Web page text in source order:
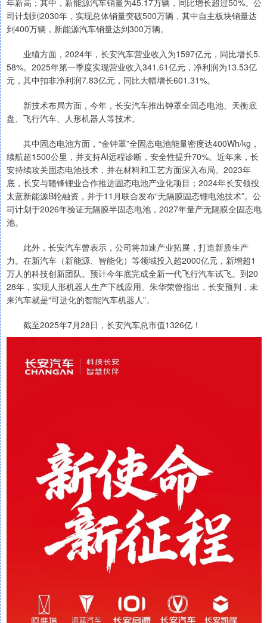
年新高；其中，新能源汽车销量为45.17万辆，同比增长超过50%。公
司计划到2030年，实现总体销量突破500万辆，其中自主板块销量达
到400万辆，新能源汽车销量达到300万辆。
业绩方面，2024年，长安汽车营业收入为1597亿元，同比增长5.
58%。2025年第一季度实现营业收入341.61亿元，净利润为13.53亿
元，其中扣非净利润7.83亿元，同比大幅增长601.31%。
新技术布局方面，今年，长安汽车推出钟罩全固态电池、天衡底
盘、飞行汽车、人形机器人等技术。
其中固态电池方面，“金钟罩”全固态电池能量密度达400Wh/kg，
续航超1500公里，并支持AI远程诊断，安全性提升70%。近年来，长
安持续攻关固态电池技术，并在材料和工艺方面深入布局。2023年
底，长安与赣锋锂业合作推进固态电池产业化项目；2024年长安领投
太蓝新能源B轮融资，并于11月联合发布“无隔膜固态锂电池技术”。公
司计划于2026年验证无隔膜半固态电池，2027年量产无隔膜全固态电
池。
此外，长安汽车曾表示，公司将加速产业拓展，打造新质生产
力。在新汽车（新能源、智能化）等领域投入超2000亿元，新增超1
万人的科技创新团队。预计今年底完成全新一代飞行汽车试飞。到20
28年，实现人形机器人生产下线应用。朱华荣曾指出，长安预判，未
来汽⻋就是“可进化的智能汽⻋机器人”。
截至2025年7月28日，长安汽车总市值1326亿！